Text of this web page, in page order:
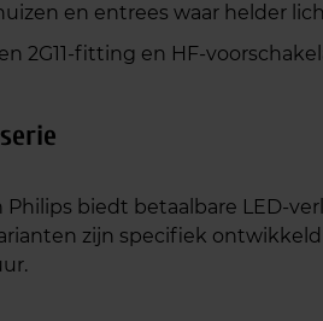
en entrees waar helder
2G11‑fitting en
Philips biedt betaalbare
zijn specifiek